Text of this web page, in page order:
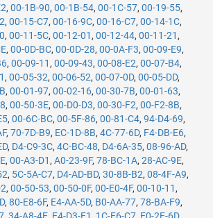
, 00-1B-90, 00-1B-54, 00-1C-57, 00-19-55,
, 00-15-C7, 00-16-9C, 00-16-C7, 00-14-1C,
, 00-11-5C, 00-12-01 , 00-12-44, 00-11-21 ,
, 00-0D-BC, 00-0D-28, 00-0A-F3, 00-09-E9,
, 00-09-11 , 00-09-43, 00-08-E2, 00-07-B4,
, 00-05-32, 00-06-52, 00-07-0D, 00-05-DD,
, 00-01-97, 00-02-16, 00-30-7B, 00-01-63,
, 00-50-3E, 00-D0-D3, 00-30-F2, 00-F2-8B,
, 00-6C-BC, 00-5F-86, 00-81-C4, 94-D4-69,
, 70-7D-B9, EC-1D-8B, 4C-77-6D, F4-DB-E6,
, D4-C9-3C, 4C-BC-48, D4-6A-35, 08-96-AD,
, 00-A3-D1 , A0-23-9F, 78-BC-1A, 28-AC-9E,
, 5C-5A-C7, D4-AD-BD, 30-8B-B2, 08-4F-A9,
, 00-50-53, 00-50-0F, 00-E0-4F, 00-10-11 ,
, 80-E8-6F, E4-AA-5D, B0-AA-77, 78-BA-F9,